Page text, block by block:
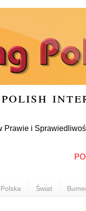
polish
i Sprawiedliwości
Polska Świat